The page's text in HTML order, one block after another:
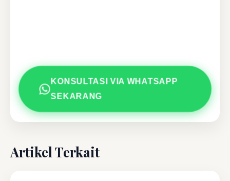
KONSULTASI VIA WHATSAPP
SEKARANG
Artikel Terkait